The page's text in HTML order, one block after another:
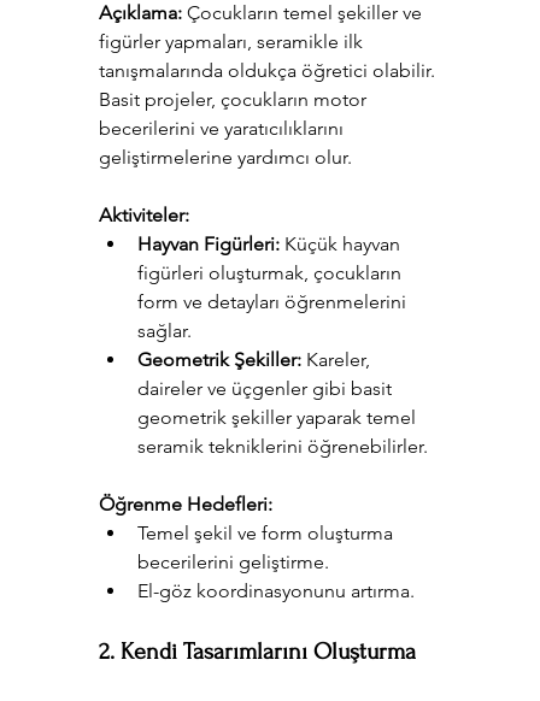
Açıklama: Çocukların temel şekiller ve
figürler yapmaları, seramikle ilk
tanışmalarında oldukça öğretici olabilir.
Basit projeler, çocukların motor
becerilerini ve yaratıcılıklarını
geliştirmelerine yardımcı olur.
Aktiviteler:
Hayvan Figürleri: Küçük hayvan
figürleri oluşturmak, çocukların
form ve detayları öğrenmelerini
sağlar.
Geometrik Şekiller: Kareler,
daireler ve üçgenler gibi basit
geometrik şekiller yaparak temel
seramik tekniklerini öğrenebilirler.
Öğrenme Hedefleri:
Temel şekil ve form oluşturma
becerilerini geliştirme.
El-göz koordinasyonunu artırma.
2. Kendi Tasarımlarını Oluşturma